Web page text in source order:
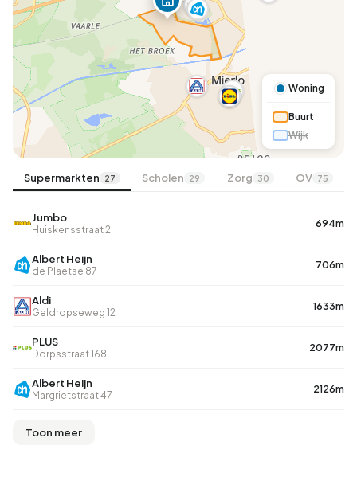
Woning
Buurt
Wijk
Supermarkten 27 Scholen 29 Zorg 30 OV 75
Jumbo
Huiskensstraat 2
694m
Albert Heijn
de Plaetse 87
706m
Aldi
Geldropseweg 12
1633m
PLUS
Dorpsstraat 168
2077m
Albert Heijn
Margrietstraat 47
2126m
Toon meer